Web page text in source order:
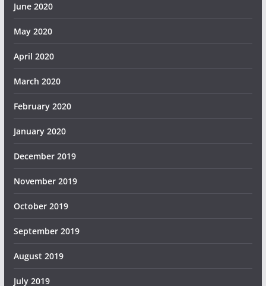
June 2020
May 2020
April 2020
March 2020
February 2020
January 2020
December 2019
November 2019
October 2019
September 2019
August 2019
July 2019